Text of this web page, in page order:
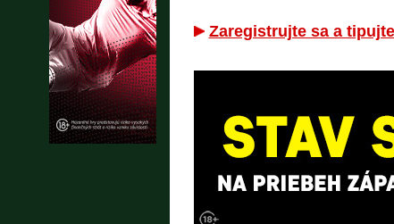
Zaregistrujte sa a